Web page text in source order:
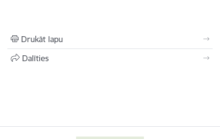
Drukāt lapu
Dalīties